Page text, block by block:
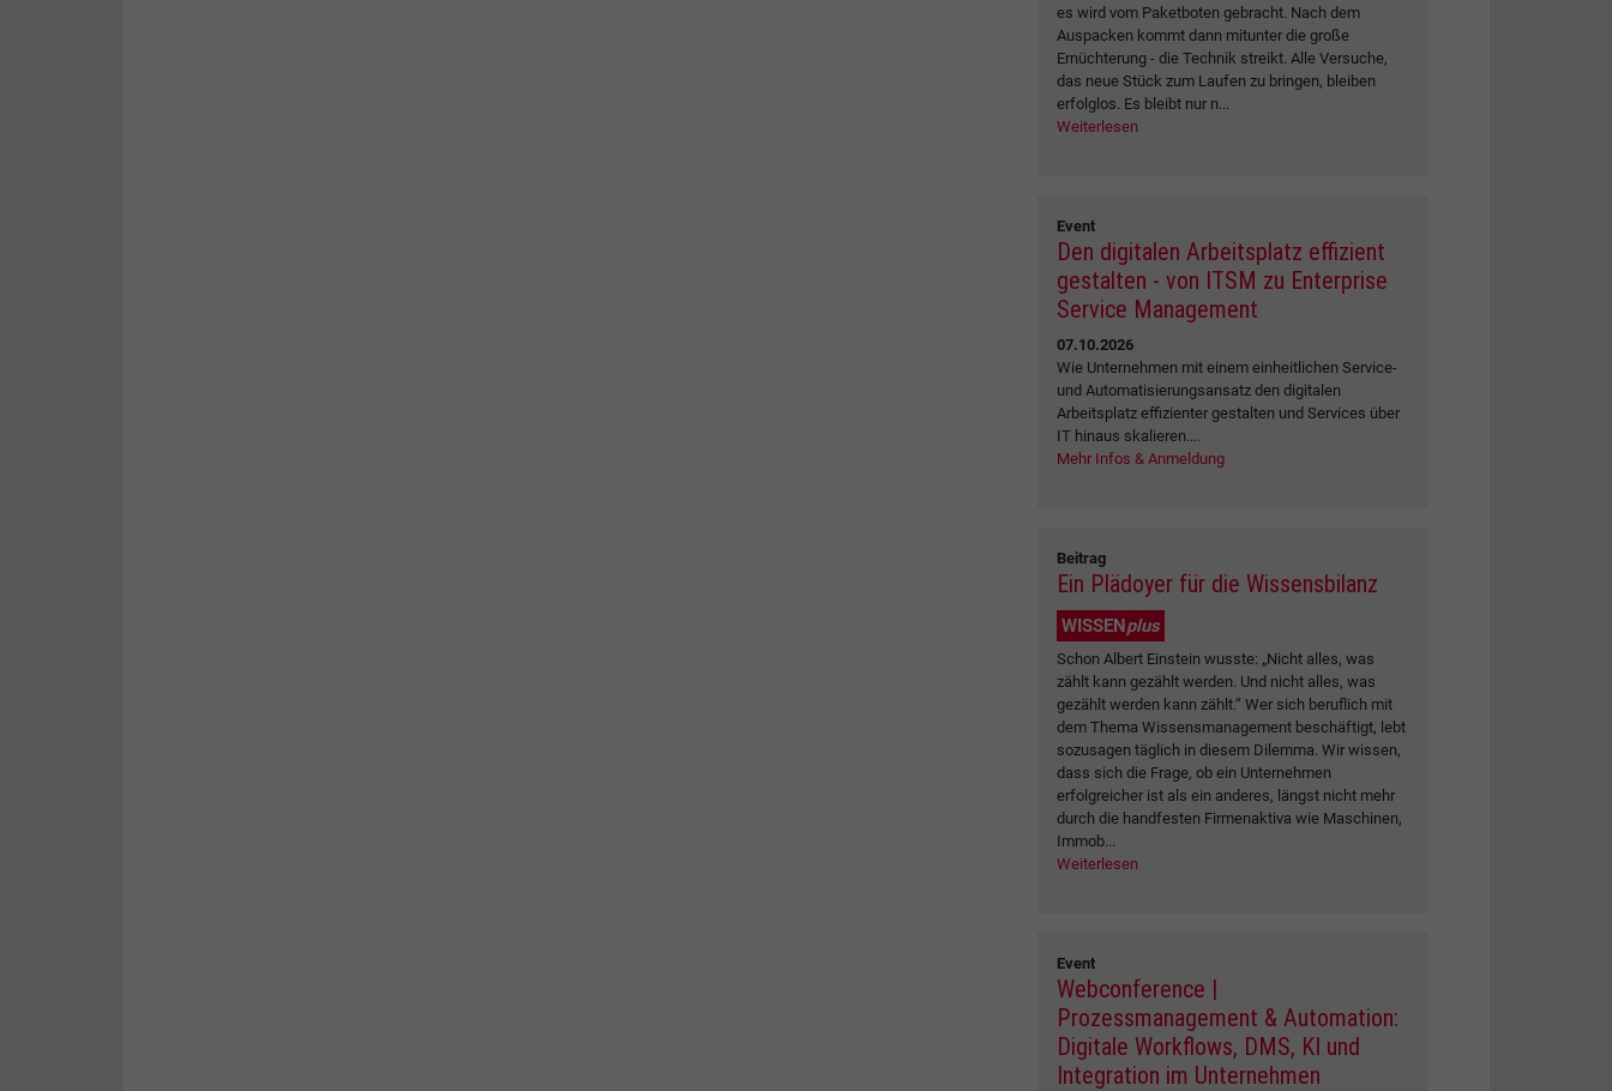
es wird vom Paketboten gebracht. Nach dem
Auspacken kommt dann mitunter die große
Ernüchterung - die Technik streikt. Alle Versuche,
das neue Stück zum Laufen zu bringen, bleiben
erfolglos. Es bleibt nur n...
Weiterlesen
Event
Den digitalen Arbeitsplatz effizient
gestalten - von ITSM zu Enterprise
Service Management
07.10.2026
Wie Unternehmen mit einem einheitlichen Service-
und Automatisierungsansatz den digitalen
Arbeitsplatz effizienter gestalten und Services über
IT hinaus skalieren....
Mehr Infos & Anmeldung
Beitrag
Ein Plädoyer für die Wissensbilanz
WISSENplus
Schon Albert Einstein wusste: „Nicht alles, was
zählt kann gezählt werden. Und nicht alles, was
gezählt werden kann zählt.“ Wer sich beruflich mit
dem Thema Wissensmanagement beschäftigt, lebt
sozusagen täglich in diesem Dilemma. Wir wissen,
dass sich die Frage, ob ein Unternehmen
erfolgreicher ist als ein anderes, längst nicht mehr
durch die handfesten Firmenaktiva wie Maschinen,
Immob...
Weiterlesen
Event
Webconference |
Prozessmanagement & Automation:
Digitale Workflows, DMS, KI und
Integration im Unternehmen